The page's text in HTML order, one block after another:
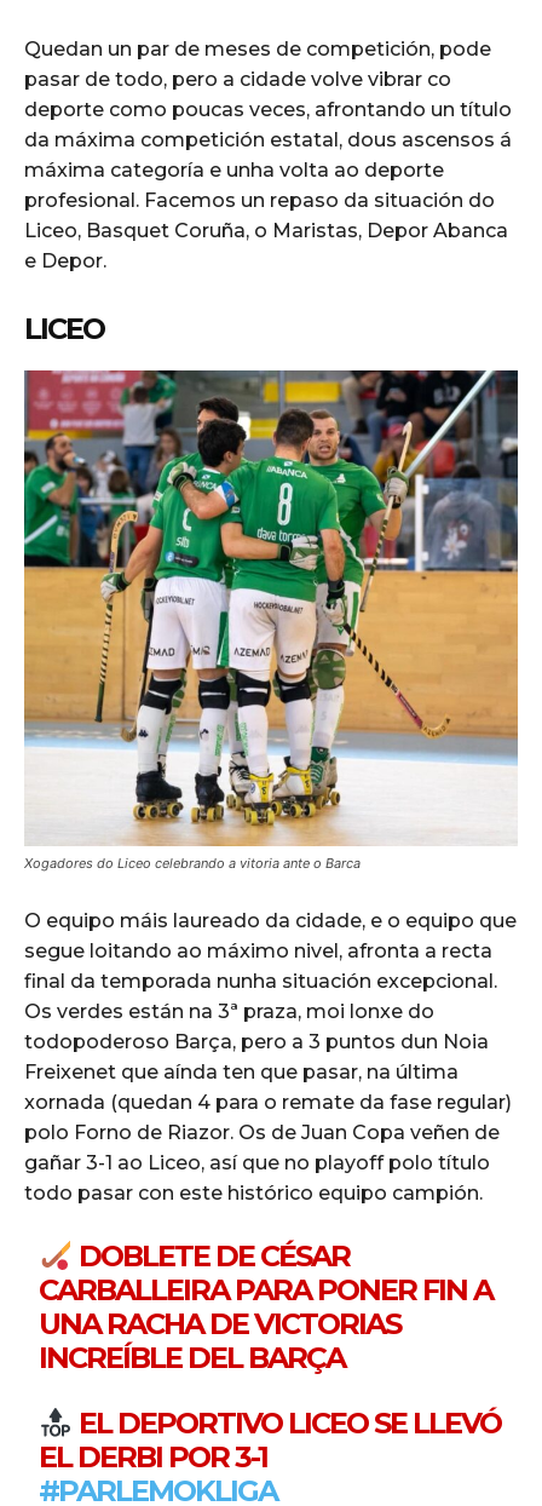
Quedan un par de meses de competición, pode
pasar de todo, pero a cidade volve vibrar co
deporte como poucas veces, afrontando un título
da máxima competición estatal, dous ascensos á
máxima categoría e unha volta ao deporte
profesional. Facemos un repaso da situación do
Liceo, Basquet Coruña, o Maristas, Depor Abanca
e Depor.
LICEO
Xogadores do Liceo celebrando a vitoria ante o Barca
O equipo máis laureado da cidade, e o equipo que
segue loitando ao máximo nivel, afronta a recta
final da temporada nunha situación excepcional.
Os verdes están na 3ª praza, moi lonxe do
todopoderoso Barça, pero a 3 puntos dun Noia
Freixenet que aínda ten que pasar, na última
xornada (quedan 4 para o remate da fase regular)
polo Forno de Riazor. Os de Juan Copa veñen de
gañar 3-1 ao Liceo, así que no playoff polo título
todo pasar con este histórico equipo campión.
DOBLETE DE CÉSAR
CARBALLEIRA PARA PONER FIN A
UNA RACHA DE VICTORIAS
INCREÍBLE DEL BARÇA
EL DEPORTIVO LICEO SE LLEVÓ
EL DERBI POR 3-1
#PARLEMOKLIGA